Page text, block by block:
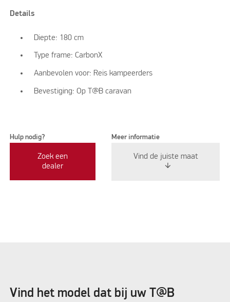
Details
Diepte: 180 cm
Type frame: CarbonX
Aanbevolen voor: Reis kampeerders
Bevestiging: Op T@B caravan
Hulp nodig?
Zoek een
dealer
Meer informatie
Vind de juiste maat
Vind het model dat bij uw T@B